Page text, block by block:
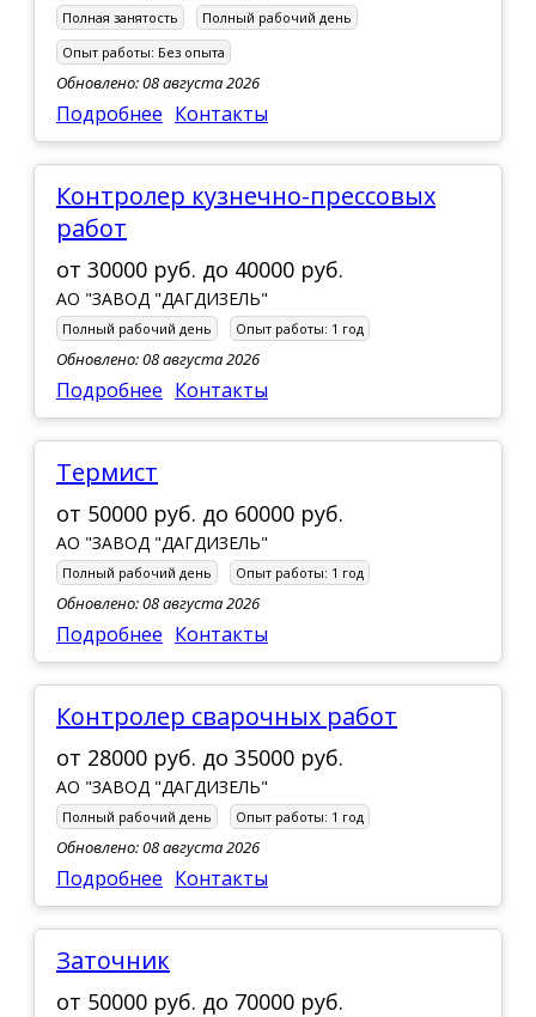
Полная занятость
Полный рабочий день
Опыт работы: Без опыта
Обновлено: 08 августа 2026
Подробнее Контакты
Контролер кузнечно-прессовых
работ
от 30000 руб. до 40000 руб.
АО "ЗАВОД "ДАГДИЗЕЛЬ"
Полный рабочий день Опыт работы: 1 год
Обновлено: 08 августа 2026
Подробнее Контакты
Термист
от 50000 руб. до 60000 руб.
АО "ЗАВОД "ДАГДИЗЕЛЬ"
Полный рабочий день Опыт работы: 1 год
Обновлено: 08 августа 2026
Подробнее Контакты
Контролер сварочных работ
от 28000 руб. до 35000 руб.
АО "ЗАВОД "ДАГДИЗЕЛЬ"
Полный рабочий день Опыт работы: 1 год
Обновлено: 08 августа 2026
Подробнее Контакты
заточник
от 50000 руб. до 70000 руб.